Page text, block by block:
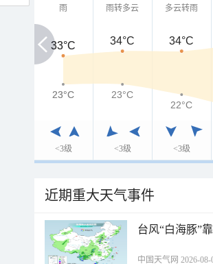
雨
<3级
雨转多云
<3级
多云转雨
<3级
33°C
33°C 34°C 34°C
23°C
23°C
23°C
22°C
近期重大天气事件
台风“白海豚”
中国天气网 2026-08-